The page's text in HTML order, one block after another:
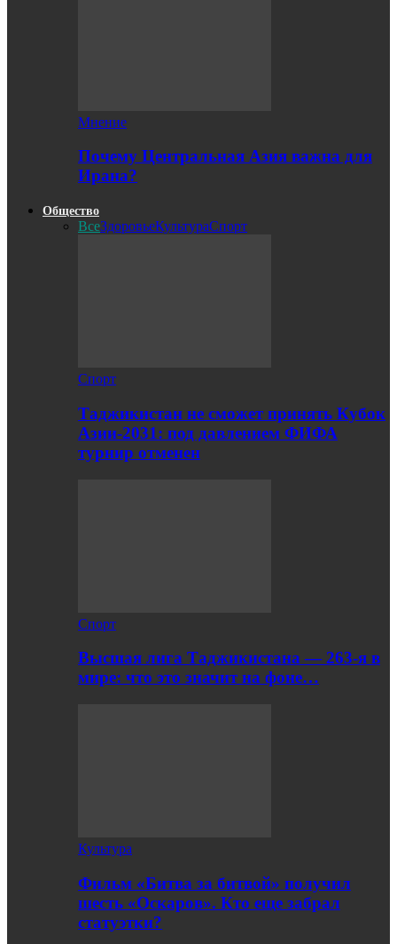
Мнение
Почему Центральная Азия важна для
Ирана?
Общество
ВсеЗдоровьеКультураСпорт
Спорт
Таджикистан не сможет принять Кубок
Азии-2031: под давлением ФИФА
турнир отменен
Спорт
Высшая лига Таджикистана — 263-я в
мире: что это значит на фоне…
Культура
Фильм «Битва за битвой» получил
шесть «Оскаров». Кто еще забрал
статуэтки?